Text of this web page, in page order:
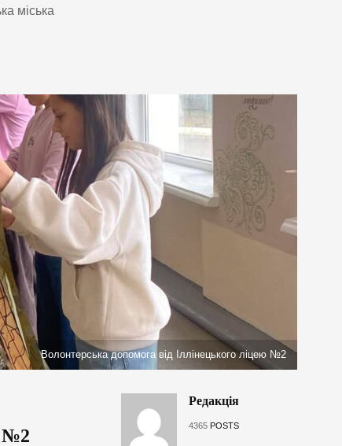
міська
Волонтерська допомога від Іллінецького ліцею №2
№2
Редакція
4365 POSTS